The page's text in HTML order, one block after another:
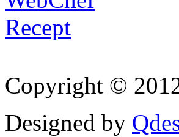
Copyright ©
Designed by